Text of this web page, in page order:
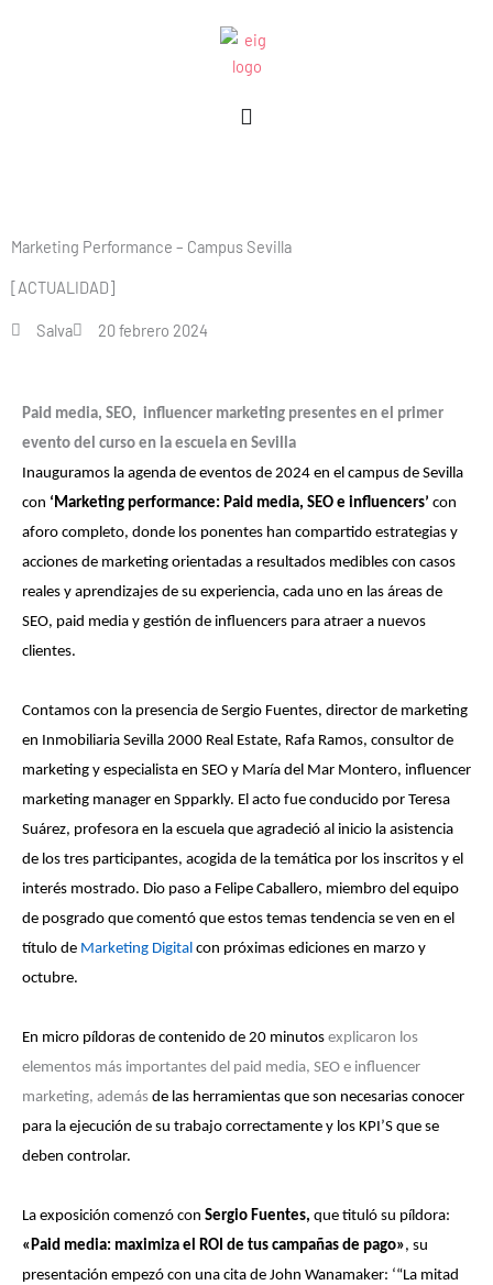
Marketing Performance – Campus Sevilla
[ACTUALIDAD]
Salva 20 febrero 2024
Paid media, SEO, influencer marketing presentes en el primer
evento del curso en la escuela en Sevilla
Inauguramos la agenda de eventos de 2024 en el campus de Sevilla
con ‘Marketing performance: Paid media, SEO e influencers’ con
aforo completo, donde los ponentes han compartido estrategias y
acciones de marketing orientadas a resultados medibles con casos
reales y aprendizajes de su experiencia, cada uno en las áreas de
SEO, paid media y gestión de influencers para atraer a nuevos
clientes.
Contamos con la presencia de Sergio Fuentes, director de marketing
en Inmobiliaria Sevilla 2000 Real Estate, Rafa Ramos, consultor de
marketing y especialista en SEO y María del Mar Montero, influencer
marketing manager en Spparkly. El acto fue conducido por Teresa
Suárez, profesora en la escuela que agradeció al inicio la asistencia
de los tres participantes, acogida de la temática por los inscritos y el
interés mostrado. Dio paso a Felipe Caballero, miembro del equipo
de posgrado que comentó que estos temas tendencia se ven en el
título de Marketing Digital con próximas ediciones en marzo y
octubre.
En micro píldoras de contenido de 20 minutos explicaron los
elementos más importantes del paid media, SEO e influencer
marketing, además de las herramientas que son necesarias conocer
para la ejecución de su trabajo correctamente y los KPI’S que se
deben controlar.
La exposición comenzó con Sergio Fuentes, que tituló su píldora:
«Paid media: maximiza el ROI de tus campañas de pago», su
presentación empezó con una cita de John Wanamaker: ‘“La mitad